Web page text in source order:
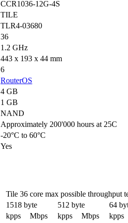
CCR1036-12G-4S
TILE
TLR4-03680
36
1.2 GHz
443 x 193 x 44 mm
6
RouterOS
4 GB
1 GB
NAND
Approximately 200'000 hours at 25C
-20°C to 60°C
Yes
Tile 36 core max possible throughput
1518 byte 512 byte
64
kpps
Mbps kpps Mbps kpps